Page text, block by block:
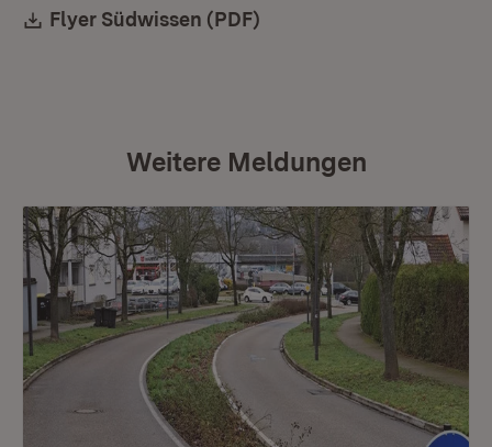
Download:
Flyer Südwissen (PDF)
Weitere Meldungen